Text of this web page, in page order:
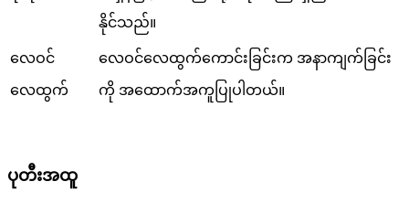
နိုင်သည်။
လေဝင်
လေထွက်
လေဝင်လေထွက်ကောင်းခြင်းက အနာကျက်ခြင်း
ကို အထောက်အကူပြုပါတယ်။
ပုတီးအထူ